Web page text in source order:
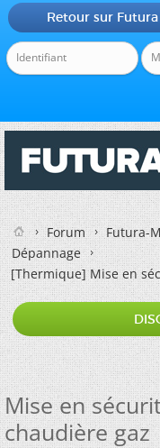
Retour sur Futura
Forum
Futura-
Dépannage
[Thermique]Mise en
Mise en
chaudière gaz